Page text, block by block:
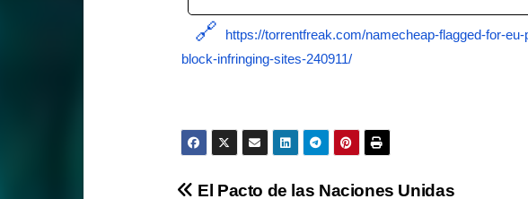
https://torrentfreak.com/namecheap-flagged-for-
block-infringing-sites-240911/
El Pacto de las Naciones Unidas